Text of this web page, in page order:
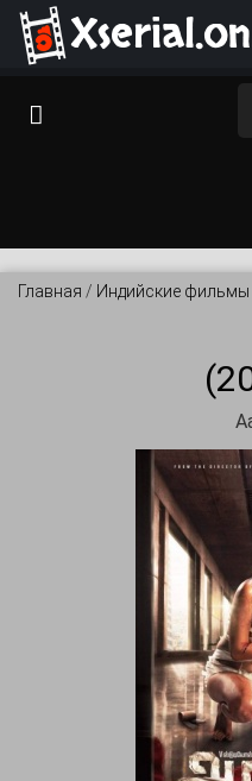
Главная / Индийские фильмы